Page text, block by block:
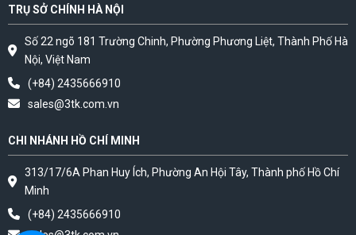
TRỤ SỞ CHÍNH HÀ NỘI
Số 22 ngõ 181 Trường Chinh, Phường Phương Liệt, Thành Phố Hà
Nội, Việt Nam
(+84) 2435666910
sales@3tk.com.vn
CHI NHÁNH HỒ CHÍ MINH
313/17/6A Phan Huy Ích, Phường An Hội Tây, Thành phố Hồ Chí
Minh
(+84) 2435666910